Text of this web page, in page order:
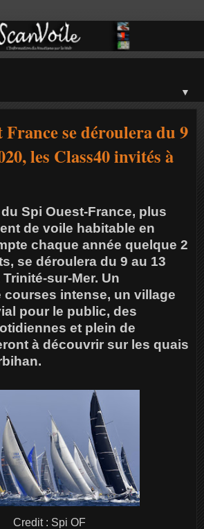
▼
France se déroulera du 9
les Class40 invités à
Spi Ouest-France, plus
de voile habitable en
chaque année quelque 2
se déroulera du 9 au 13
sur-Mer. Un
courses intense, un village
pour le public, des
et plein de
à découvrir sur les quais
Credit : Spi OF